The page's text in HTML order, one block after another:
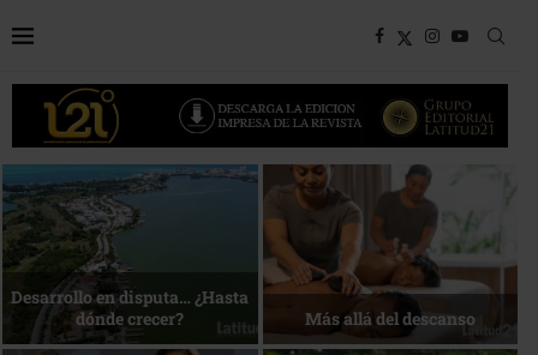
Bottega, un viaje servido a la
mesa
Energía que Impulsa la
competitividad